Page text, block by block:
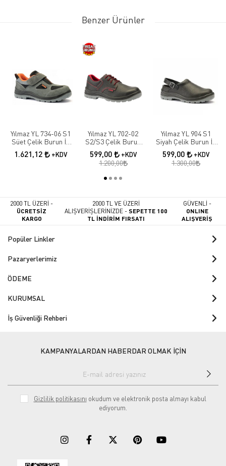
Benzer Ürünler
Yılmaz YL 734-06 S1
Süet Çelik Burun İş
Ayakkabısı
1.621,12 +KDV
Yılmaz YL 702-02
S2/S3 Çelik Burun
Deri İş Ayakkabısı
599,00 +KDV
1.200,00
Yılmaz YL 904 S1
Siyah Çelik Burun İş
Ayakkabısı Sandalet
599,00 +KDV
1.300,00
2000 TL ÜZERİ -
ÜCRETSİZ
KARGO
2000 TL VE ÜZERİ
ALIŞVERİŞLERİNİZDE -SEPETTE 100
TL İNDİRİM FIRSATI
GÜVENLİ -
ONLINE
ALIŞVERİŞ
Popüler Linkler
Pazaryerlerimiz
ÖDEME
KURUMSAL
İş Güvenliği Rehberi
KAMPANYALARDAN HABERDAR OLMAK İÇİN
Gizlilik politikasını okudum ve elektronik posta almayı kabul
ediyorum.